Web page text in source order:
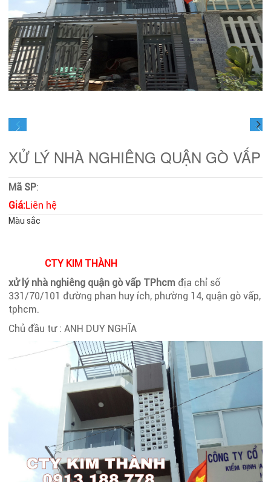
XỬ LÝ NHÀ NGHIÊNG QUẬN GÒ VẤP
Mã SP:
Giá:Liên hệ
Màu sắc
CTY KIM THÀNH
xử lý nhà nghiêng quận gò vấp TPhcm địa chỉ số
331/70/101 đường phan huy ích, phường 14, quận gò vấp,
tphcm.
Chủ đầu tư : ANH DUY NGHĨA